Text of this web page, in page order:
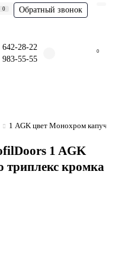
0 Обратный звонок
28-22
55-55
0
1 AGK цвет Монохром
1 AGK
триплекс кромка